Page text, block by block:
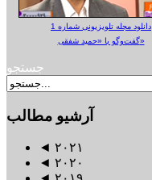
دانلود مجله تلویزیونی شماره 1
گفت‌وگو با «حمید شفقی»
جستجو
آرشیو مطالب
◄ ۲۰۲۱
◄ ۲۰۲۰